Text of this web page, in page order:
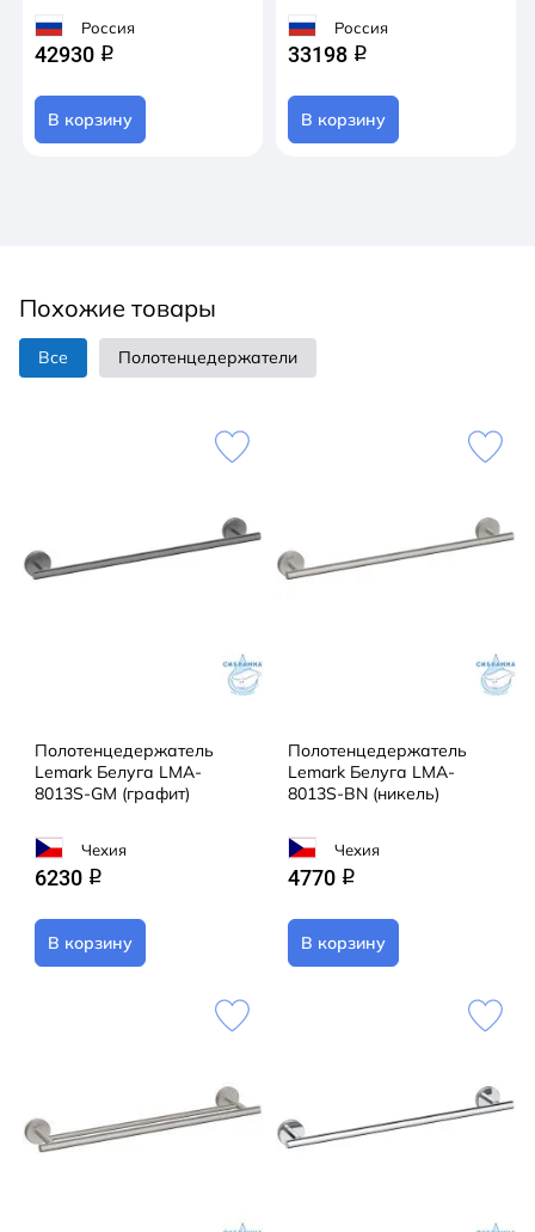
Россия
42930 q
В корзину
Россия
33198 q
В корзину
Похожие товары
Все Полотенцедержатели
Полотенцедержатель
Lemark Белуга LMA-
8013S-GM (графит)
Чехия
6230 q
В корзину
Полотенцедержатель
Lemark Белуга LMA-
8013S-BN (никель)
Чехия
4770 q
В корзину